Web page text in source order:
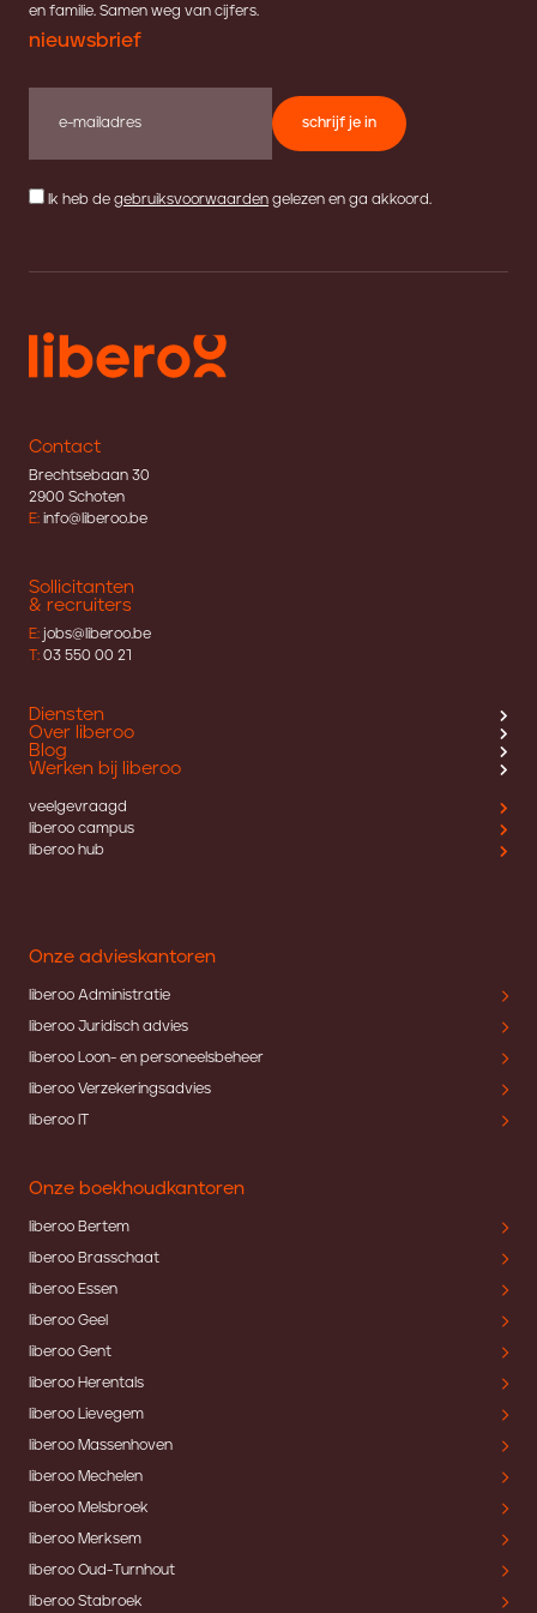
en familie. Samen weg van cijfers.
nieuwsbrief
schrijf je in
Ik heb de gebruiksvoorwaarden gelezen en ga akkoord.
Contact
Brechtsebaan 30
2900 Schoten
E: info@liberoo.be
Sollicitanten
& recruiters
E: jobs@liberoo.be
T: 03 550 00 21
Diensten
Over liberoo
Blog
Werken bij liberoo
veelgevraagd
liberoo campus
liberoo hub
Onze advieskantoren
liberoo Administratie
liberoo Juridisch advies
liberoo Loon- en personeelsbeheer
liberoo Verzekeringsadvies
liberoo IT
Onze boekhoudkantoren
liberoo Bertem
liberoo Brasschaat
liberoo Essen
liberoo Geel
liberoo Gent
liberoo Herentals
liberoo Lievegem
liberoo Massenhoven
liberoo Mechelen
liberoo Melsbroek
liberoo Merksem
liberoo Oud-Turnhout
liberoo Stabroek